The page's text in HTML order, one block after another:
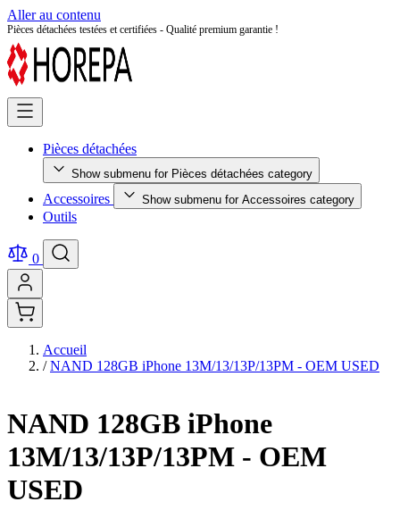
Aller au contenu
Pièces détachées testées et certifiées - Qualité premium garantie !
Pièces détachées
Show submenu for Pièces détachées category
Accessoires Show submenu for Accessoires category
Outils
0
Accueil
/ NAND 128GB iPhone 13M/13/13P/13PM - OEM USED
NAND 128GB iPhone
13M/13/13P/13PM - OEM
USED